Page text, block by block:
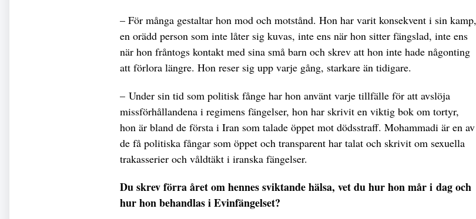
– För många gestaltar hon mod och motstånd. Hon har varit konsekvent i sin kamp,
en orädd person som inte låter sig kuvas, inte ens när hon sitter fängslad, inte ens
när hon fråntogs kontakt med sina små barn och skrev att hon inte hade någonting
att förlora längre. Hon reser sig upp varje gång, starkare än tidigare.
– Under sin tid som politisk fånge har hon använt varje tillfälle för att avslöja
missförhållandena i regimens fängelser, hon har skrivit en viktig bok om tortyr,
hon är bland de första i Iran som talade öppet mot dödsstraff. Mohammadi är en av
de få politiska fångar som öppet och transparent har talat och skrivit om sexuella
trakasserier och våldtäkt i iranska fängelser.
Du skrev förra året om hennes sviktande hälsa, vet du hur hon mår i dag och
hur hon behandlas i Evinfängelset?